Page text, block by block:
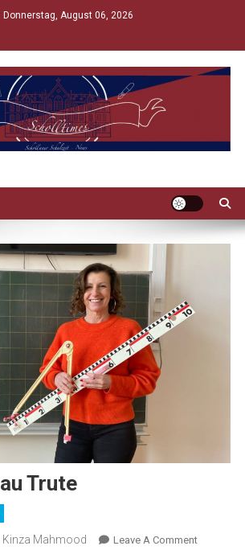
Donnerstag, August 06, 2026
Trute
Kinza Mahmood Leave A CommentOn